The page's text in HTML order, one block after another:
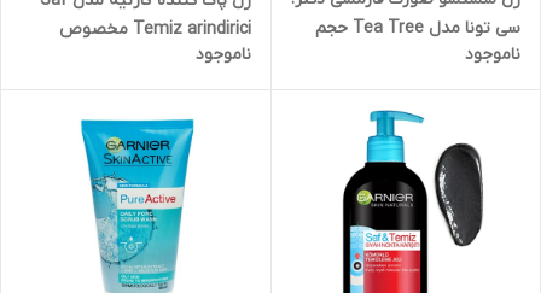
سی تونا مدل Tea Tree حجم
225 میلی لیتر
ناموجود
Temiz arindirici مخصوص
پوست چرب حجم 200 میلی لیتر
ناموجود